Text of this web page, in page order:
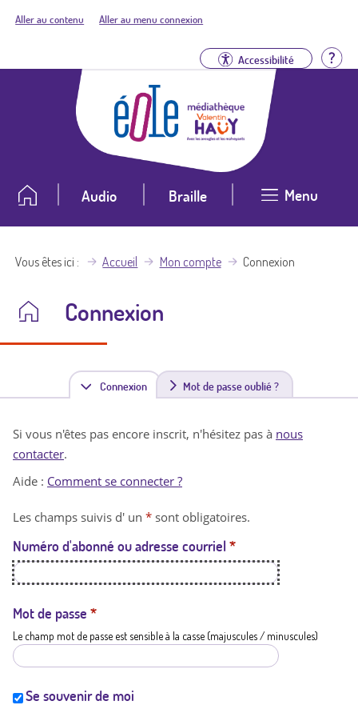
Aller au contenu Aller au menu connexion
Accessibilité
Audio Braille Menu
Vous êtes ici Accueil Mon compte Connexion
Connexion
Connexion(
n
t
a
t
i
Mot de passe oublié ?
Si vous n'êtes pas encore inscrit, n'hésitez pas à nous
contacter.
Aide : Comment se connecter ?
Les champs suivis d' un * sont obligatoires.
Numéro d'abonné ou adresse courriel *
Mot de passe *
Le champ mot de passe est sensible à la casse (majuscules / minuscules)
Se souvenir de moi